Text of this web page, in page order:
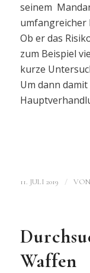
seinem
umfangreicher
Ob er das
zum Beispiel
kurze
Um dann
11. JULI 2019 / VON
Waffen